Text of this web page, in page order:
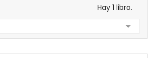
Hay 1 libro.
